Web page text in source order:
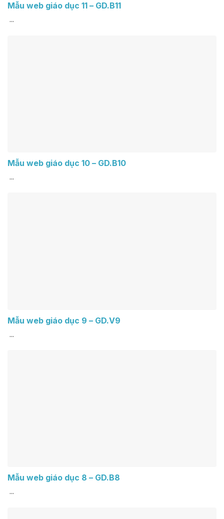
Mẫu web giáo dục 11 – GD.B11
...
Mẫu web giáo dục 10 – GD.B10
...
Mẫu web giáo dục 9 – GD.V9
...
Mẫu web giáo dục 8 – GD.B8
...